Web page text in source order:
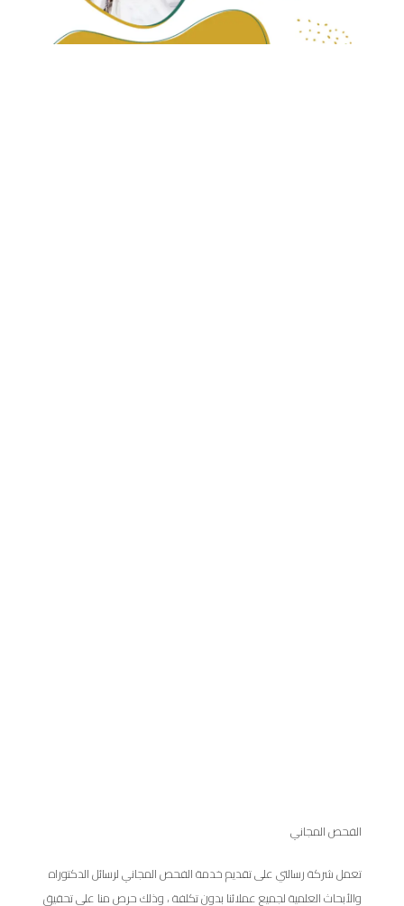
الفحص المجاني
تعمل شركة رسالتي على تقديم خدمة الفحص المجاني لرسائل الدكتوراه
والأبحاث العلمية لجميع عملائنا بدون تكلفة ، وذلك حرص منا على تحقيق